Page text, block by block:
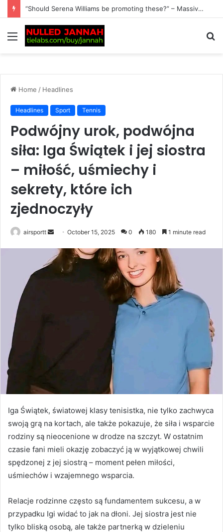
BREAKING: Alex Eala Leaves Filipino Fans on an Emotional Rollercoaster After Revealing Her Latest Fitness Update Following Ankle Scare, as She Opens Up About Her…
Menu
Home / Headlines
Headlines Sport Tennis
Podwójny urok, podwójna
siła: Iga Świątek i jej siostra
– miłość, uśmiechy i
sekrety, które ich
zjednoczyły
airsportt
n
October 15, 2025 0 180 1 minute read
Iga Świątek, światowej klasy tenisistka, nie tylko zachwyca
swoją grą na kortach, ale także pokazuje, że siła i wsparcie
rodziny są nieocenione w drodze na szczyt. W ostatnim
czasie fani mieli okazję zobaczyć ją w wyjątkowej chwili
spędzonej z jej siostrą – moment pełen miłości,
uśmiechów i wzajemnego wsparcia.
Relacje rodzinne często są fundamentem sukcesu, a w
przypadku Igi widać to jak na dłoni. Jej siostra jest nie
tylko bliską osobą, ale także partnerką w dzieleniu